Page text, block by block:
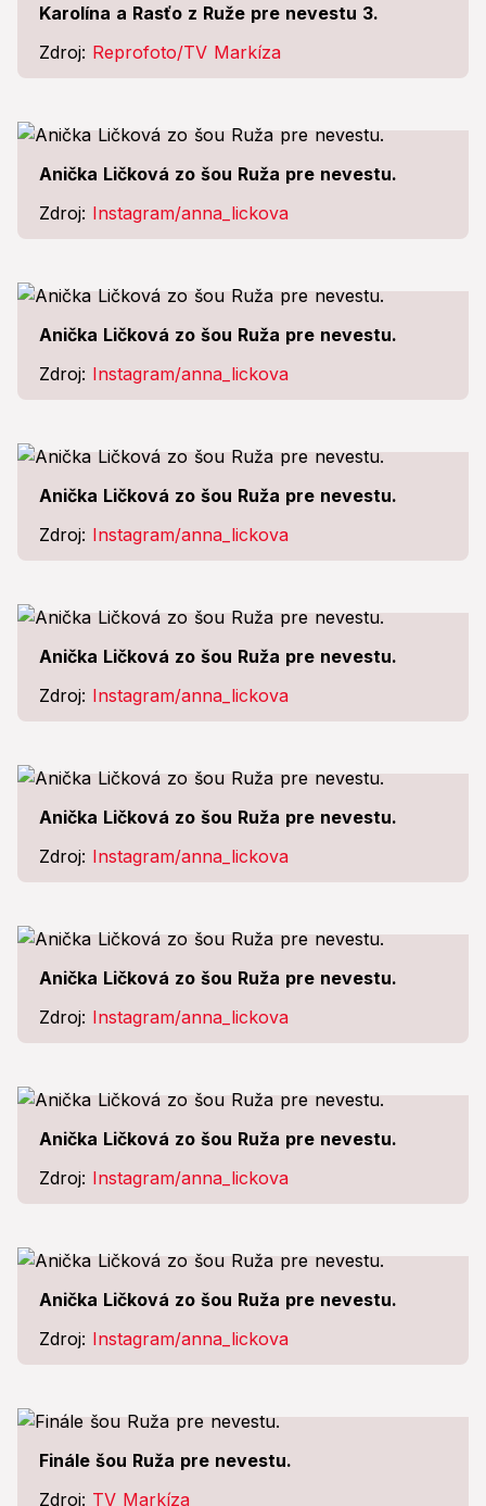
Karolína a Rasťo z Ruže pre nevestu 3.
Zdroj: Reprofoto/TV Markíza
Anička Ličková zo šou Ruža pre nevestu.
Zdroj: Instagram/anna_lickova
Anička Ličková zo šou Ruža pre nevestu.
Zdroj: Instagram/anna_lickova
Anička Ličková zo šou Ruža pre nevestu.
Zdroj: Instagram/anna_lickova
Anička Ličková zo šou Ruža pre nevestu.
Zdroj: Instagram/anna_lickova
Anička Ličková zo šou Ruža pre nevestu.
Zdroj: Instagram/anna_lickova
Anička Ličková zo šou Ruža pre nevestu.
Zdroj: Instagram/anna_lickova
Anička Ličková zo šou Ruža pre nevestu.
Zdroj: Instagram/anna_lickova
Anička Ličková zo šou Ruža pre nevestu.
Zdroj: Instagram/anna_lickova
Finále šou Ruža pre nevestu.
Zdroj: TV Markíza